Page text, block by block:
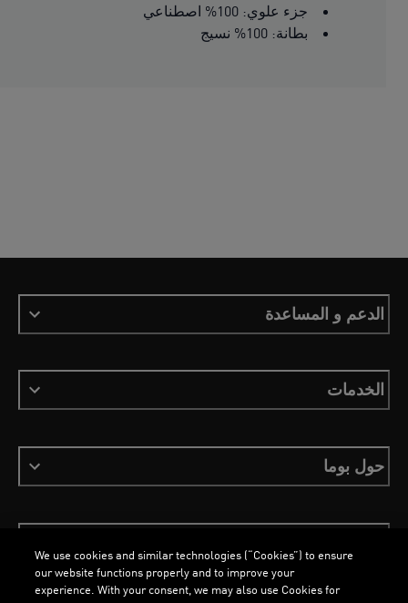
جزء علوي: 100% اصطناعي
بطانة: 100% نسيج
الدعم و المساعدة
الخدمات
حول بوما
We use cookies and similar technologies (“Cookies”) to ensure
our website functions properly and to improve your
experience. With your consent, we may also use Cookies for